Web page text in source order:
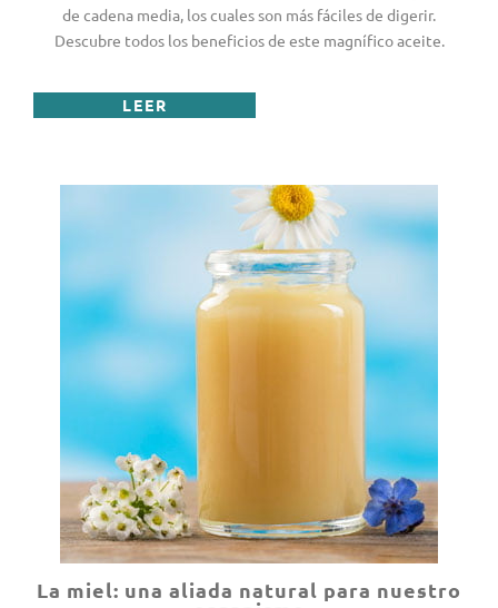
de cadena media, los cuales son más fáciles de digerir.
Descubre todos los beneficios de este magnífico aceite.
LEER
La miel: una aliada natural para nuestro